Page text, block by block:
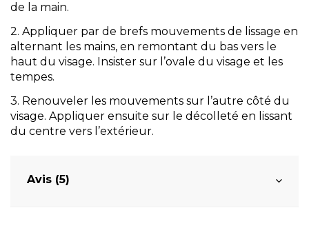
de la main.
2. Appliquer par de brefs mouvements de lissage en
alternant les mains, en remontant du bas vers le
haut du visage. Insister sur l’ovale du visage et les
tempes.
3. Renouveler les mouvements sur l’autre côté du
visage. Appliquer ensuite sur le décolleté en lissant
du centre vers l’extérieur.
Avis (5)